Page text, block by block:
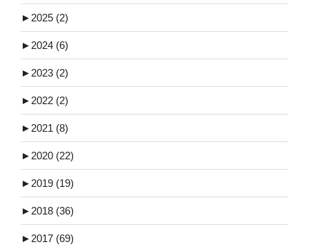
► 2025 (2)
► 2024 (6)
► 2023 (2)
► 2022 (2)
► 2021 (8)
► 2020 (22)
► 2019 (19)
► 2018 (36)
► 2017 (69)